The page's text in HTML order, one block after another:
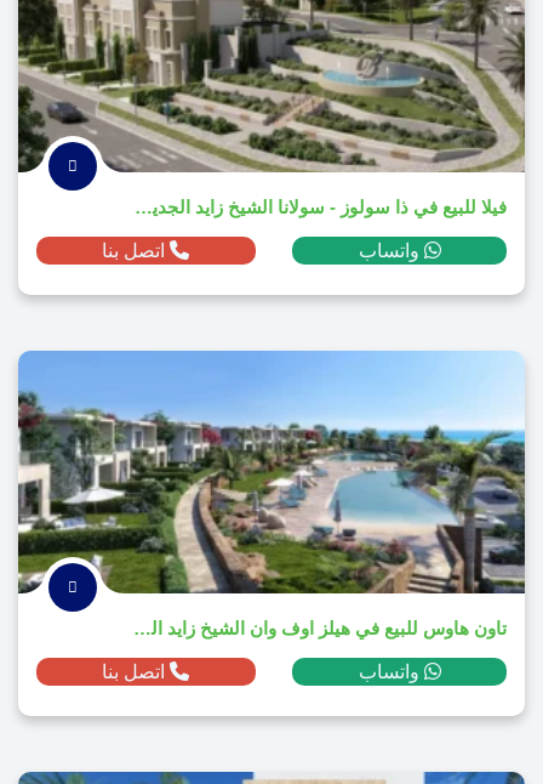
فيلا للبيع في ذا سولوز - سولانا الشيخ زايد الجديدة بمساحة 224م² ومقدم 2,168,400 ج.م
واتساب اتصل بنا
تاون هاوس للبيع في هيلز اوف وان الشيخ زايد الجديدة بمساحة م² ومقدم ج.م
واتساب اتصل بنا